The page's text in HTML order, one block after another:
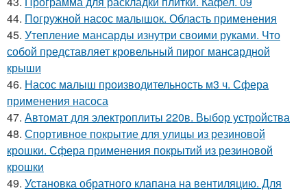
44. Погружной насос малышок. Область применения
45. Утепление мансарды изнутри своими руками. Что
собой представляет кровельный пирог мансардной
крыши
46. Насос малыш производительность м3 ч. Сфера
применения насоса
47. Автомат для электроплиты 220в. Выбор устройства
48. Спортивное покрытие для улицы из резиновой
крошки. Сфера применения покрытий из резиновой
крошки
49. Установка обратного клапана на вентиляцию. Для